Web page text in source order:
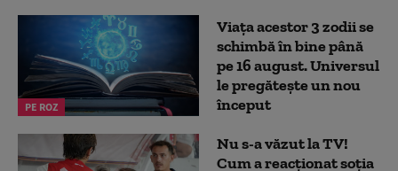
PE ROZ
Viața acestor 3 zodii se
schimbă în bine până
pe 16 august. Universul
le pregătește un nou
început
Nu s-a văzut la TV!
Cum a reacţionat soţia